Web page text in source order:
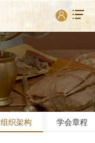
组织架构 学会章程